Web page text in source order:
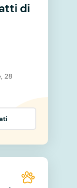
di
28